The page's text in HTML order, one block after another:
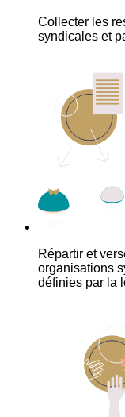
Collecter les
syndicales et
Répartir et
organisations
définies par la